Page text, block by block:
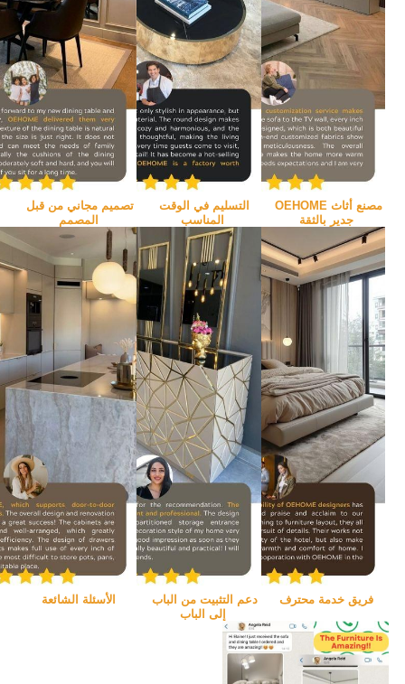
جدير بالثقة
التسليم في الوقت
المناسب
المصمم
فريق خدمة محترف
إلى الباب
الأسئلة الشائعة